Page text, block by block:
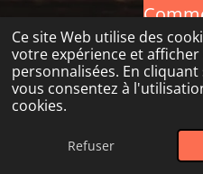
Ce site Web utilise des
votre expérience et
personnalisées. En
vous consentez à
cookies.
Refuser
PDF – 19,4
421
E-mail